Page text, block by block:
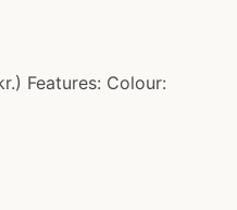
Features: Colour: